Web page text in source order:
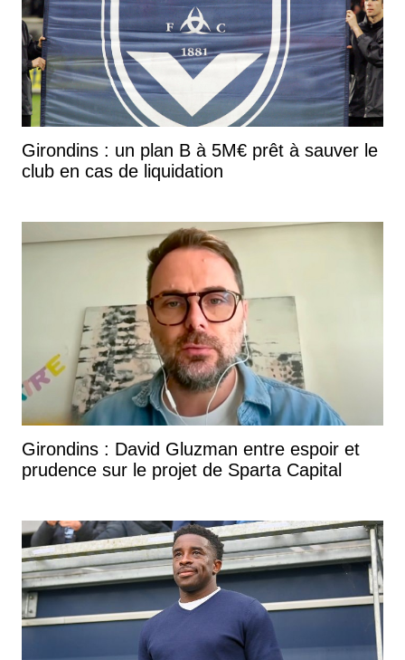
Girondins : un plan B à 5M€ prêt à sauver le
club en cas de liquidation
Girondins : David Gluzman entre espoir et
prudence sur le projet de Sparta Capital